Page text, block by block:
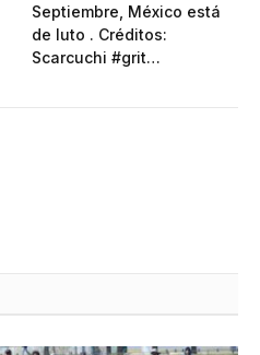
Septiembre, México está
de luto . Créditos:
Scarcuchi #grit…